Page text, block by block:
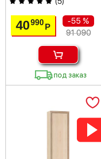
40990Р
-55 %
91 090
под заказ